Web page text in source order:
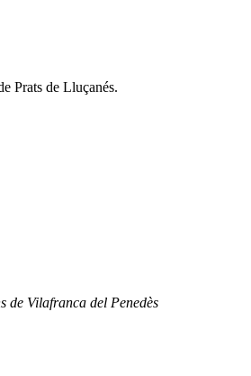
Prats de Lluçanés.
de Vilafranca del Penedès